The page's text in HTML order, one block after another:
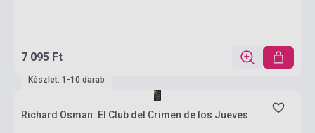
7 095 Ft
Készlet: 1-10 darab
Richard Osman: El Club del Crimen de los Jueves